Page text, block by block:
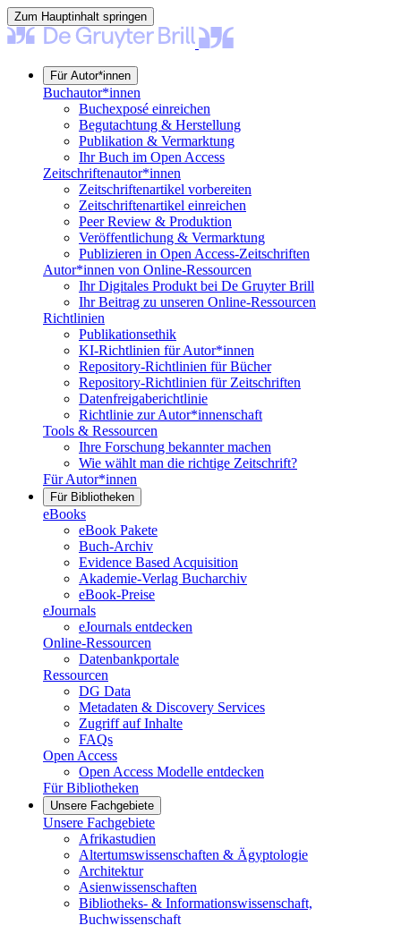
Zum Hauptinhalt springen
Für Autor*innen
Buchautor*innen
Buchexposé einreichen
Begutachtung & Herstellung
Publikation & Vermarktung
Ihr Buch im Open Access
Zeitschriftenautor*innen
Zeitschriftenartikel vorbereiten
Zeitschriftenartikel einreichen
Peer Review & Produktion
Veröffentlichung & Vermarktung
Publizieren in Open Access-Zeitschriften
Autor*innen von Online-Ressourcen
Ihr Digitales Produkt bei De Gruyter Brill
Ihr Beitrag zu unseren Online-Ressourcen
Richtlinien
Publikationsethik
KI-Richtlinien für Autor*innen
Repository-Richtlinien für Bücher
Repository-Richtlinien für Zeitschriften
Datenfreigaberichtlinie
Richtlinie zur Autor*innenschaft
Tools & Ressourcen
Ihre Forschung bekannter machen
Wie wählt man die richtige Zeitschrift?
Für Autor*innen
Für Bibliotheken
eBooks
eBook Pakete
Buch-Archiv
Evidence Based Acquisition
Akademie-Verlag Bucharchiv
eBook-Preise
eJournals
eJournals entdecken
Online-Ressourcen
Datenbankportale
Ressourcen
DG Data
Metadaten & Discovery Services
Zugriff auf Inhalte
FAQs
Open Access
Open Access Modelle entdecken
Für Bibliotheken
Unsere Fachgebiete
Unsere Fachgebiete
Afrikastudien
Altertumswissenschaften & Ägyptologie
Architektur
Asienwissenschaften
Bibliotheks- & Informationswissenschaft,
Buchwissenschaft